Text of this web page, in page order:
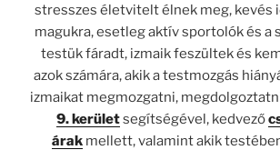
stresszes életvitelt élnek meg, kevés
magukra, esetleg aktív sportolók és a
testük fáradt, izmaik feszültek és
azok számára, akik a testmozgás
izmaikat megmozgatni,
9. kerületsegítségével, kedvező
árakmellett, valamint akik